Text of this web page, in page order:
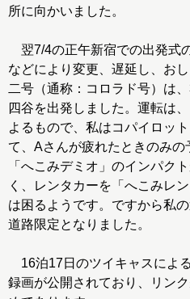
所に向かいました。
翌7/4の正午新宿での出発式
などにより変更、遅延し、お
二号（通称：コロラド号）は
四谷を出発しました。運転は
よるもので、私はコパイロッ
て、Aさんが疲れたときのみの
「へこみデミオ」のインパク
く、レンタカーを「へこみレ
は困るようです。ですから私
道路限定となりました。
16泊17日のツイキャスによ
録画が公開されており、リン